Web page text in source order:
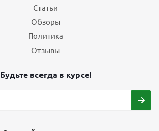
Статьи
Обзоры
Политика
Отзывы
Будьте всегда в курсе!